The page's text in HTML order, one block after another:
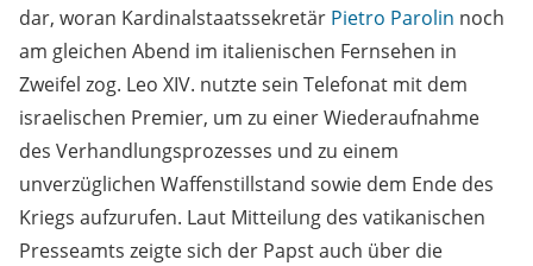
dar, woran Kardinalstaatssekretär Pietro Parolin noch
am gleichen Abend im italienischen Fernsehen in
Zweifel zog. Leo XIV. nutzte sein Telefonat mit dem
israelischen Premier, um zu einer Wiederaufnahme
des Verhandlungsprozesses und zu einem
unverzüglichen Waffenstillstand sowie dem Ende des
Kriegs aufzurufen. Laut Mitteilung des vatikanischen
Presseamts zeigte sich der Papst auch über die